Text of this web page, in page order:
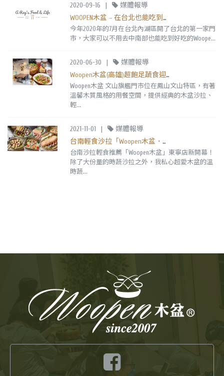
2020-09-16 |
媒體報導
WOOPEN木盆 – 在台北也能吃到木盆沙拉囉！
今年2020年的7月在台北內湖區開了台北的第一家門
市，大家可以不用去中南部也能吃到好吃的Woope...
2020-06-30 |
媒體報導
Woopen木盆(高雄)超飽足蔬食迎夏套餐!新推出烤雞腿溫時蔬,必吃煙燻鮭魚木盆沙拉
Woopen木盆 文山旗艦門市位在鳳山文山特區，有著
溫馨木質風格的用餐空間，提供經典的木盆沙拉、
輕...
2021-11-01 |
媒體報導
台南輕食沙拉「Woopen木盆．東寧 ToGo門市」超愛溫時蔬,澎湃大份量好飽足！田園沙拉98元帶著走。｜東寧店｜成大外帶|
台南沙拉輕食推薦「Woopen木盆」東寧店新開幕！
除了大份量的時蔬沙拉之外，我私心超愛木盆的溫
時蔬...